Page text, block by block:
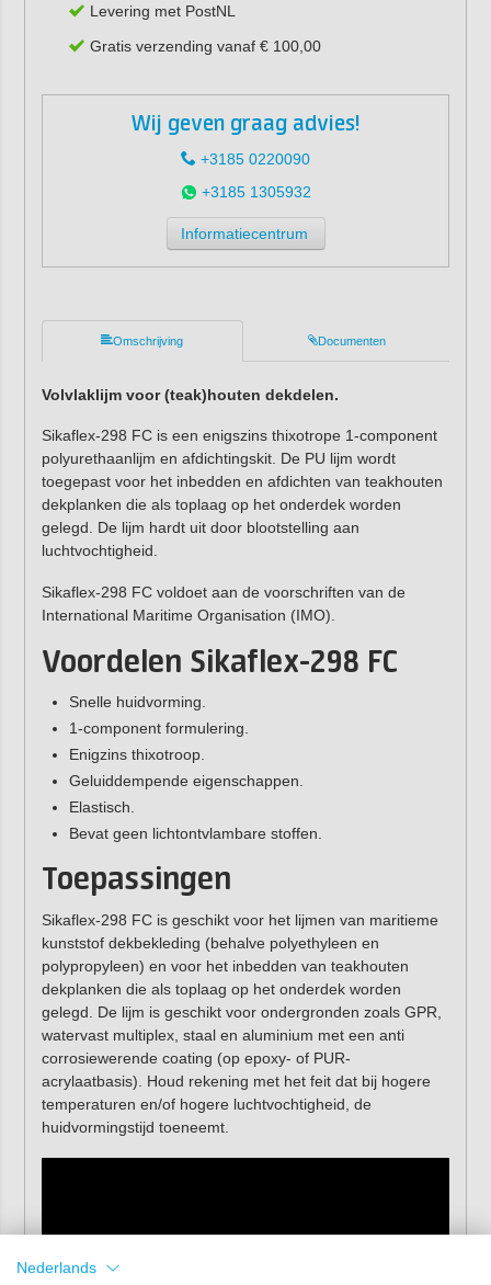
Levering met PostNL
Gratis verzending vanaf € 100,00
Wij geven graag advies!
+3185 0220090
+3185 1305932
Informatiecentrum
Omschrijving Documenten
Volvlaklijm voor (teak)houten dekdelen.
Sikaflex-298 FC is een enigszins thixotrope 1-component
polyurethaanlijm en afdichtingskit. De PU lijm wordt
toegepast voor het inbedden en afdichten van teakhouten
dekplanken die als toplaag op het onderdek worden
gelegd. De lijm hardt uit door blootstelling aan
luchtvochtigheid.
Sikaflex-298 FC voldoet aan de voorschriften van de
International Maritime Organisation (IMO).
Voordelen Sikaflex-298 FC
Snelle huidvorming.
1-component formulering.
Enigzins thixotroop.
Geluiddempende eigenschappen.
Elastisch.
Bevat geen lichtontvlambare stoffen.
Toepassingen
Sikaflex-298 FC is geschikt voor het lijmen van maritieme
kunststof dekbekleding (behalve polyethyleen en
polypropyleen) en voor het inbedden van teakhouten
dekplanken die als toplaag op het onderdek worden
gelegd. De lijm is geschikt voor ondergronden zoals GPR,
watervast multiplex, staal en aluminium met een anti
corrosiewerende coating (op epoxy- of PUR-
acrylaatbasis). Houd rekening met het feit dat bij hogere
temperaturen en/of hogere luchtvochtigheid, de
huidvormingstijd toeneemt.
Nederlands